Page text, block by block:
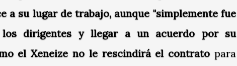
a su lugar de trabajo, aunque "simplemente fue
dirigentes y llegar a un acuerdo por su
el Xeneize no le rescindirá el contrato para